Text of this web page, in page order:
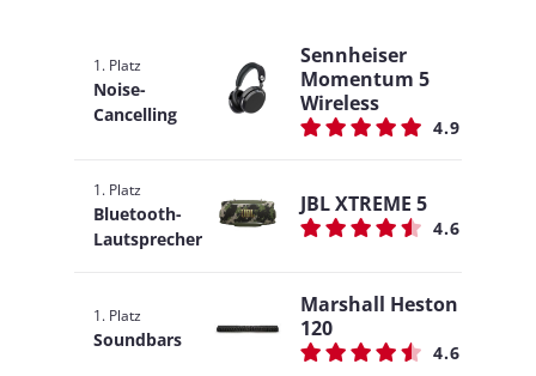
1. Platz
Noise-
Cancelling
Sennheiser
Momentum 5
Wireless
4.9
1. Platz
Bluetooth-
Lautsprecher
JBL XTREME 5
4.6
1. Platz
Soundbars
Marshall Heston
120
4.6